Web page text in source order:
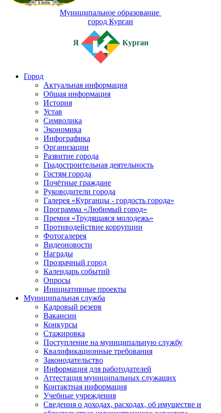
Муниципальное образование
город Курган
Я Курган
Город
Актуальная информация
Общая информация
История
Устав
Символика
Экономика
Инфографика
Организации
Развитие города
Градостроительная деятельность
Гостям города
Почётные граждане
Руководители города
Галерея «Курганцы - гордость города»
Программа «Любимый город»
Премия «Трудящаяся молодежь»
Противодействие коррупции
Фотогалерея
Видеоновости
Награды
Прозрачный город
Календарь событий
Опросы
Инициативные проекты
Муниципальная служба
Кадровый резерв
Вакансии
Конкурсы
Стажировка
Поступление на муниципальную службу
Квалификационные требования
Законодательство
Информация для работодателей
Аттестация муниципальных служащих
Контактная информация
Учебные учреждения
Сведения о доходах, расходах, об имуществе и